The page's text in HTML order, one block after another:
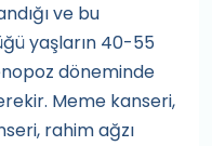
ve bu
yaşların 40-55
döneminde
Meme kanseri,
rahim ağzı